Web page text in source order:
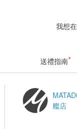
我想
送禮指南
艦店